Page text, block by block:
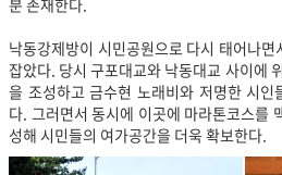
분 존재한다.
낙동강제방이 시민공원으로 다시 태어나
잡았다. 당시 구포대교와 낙동대교 사이에
을 조성하고 금수현 노래비와 저명한 시인
다. 그러면서 동시에 이곳에 마라톤코스를
성해 시민들의 여가공간을 더욱 확보한다.